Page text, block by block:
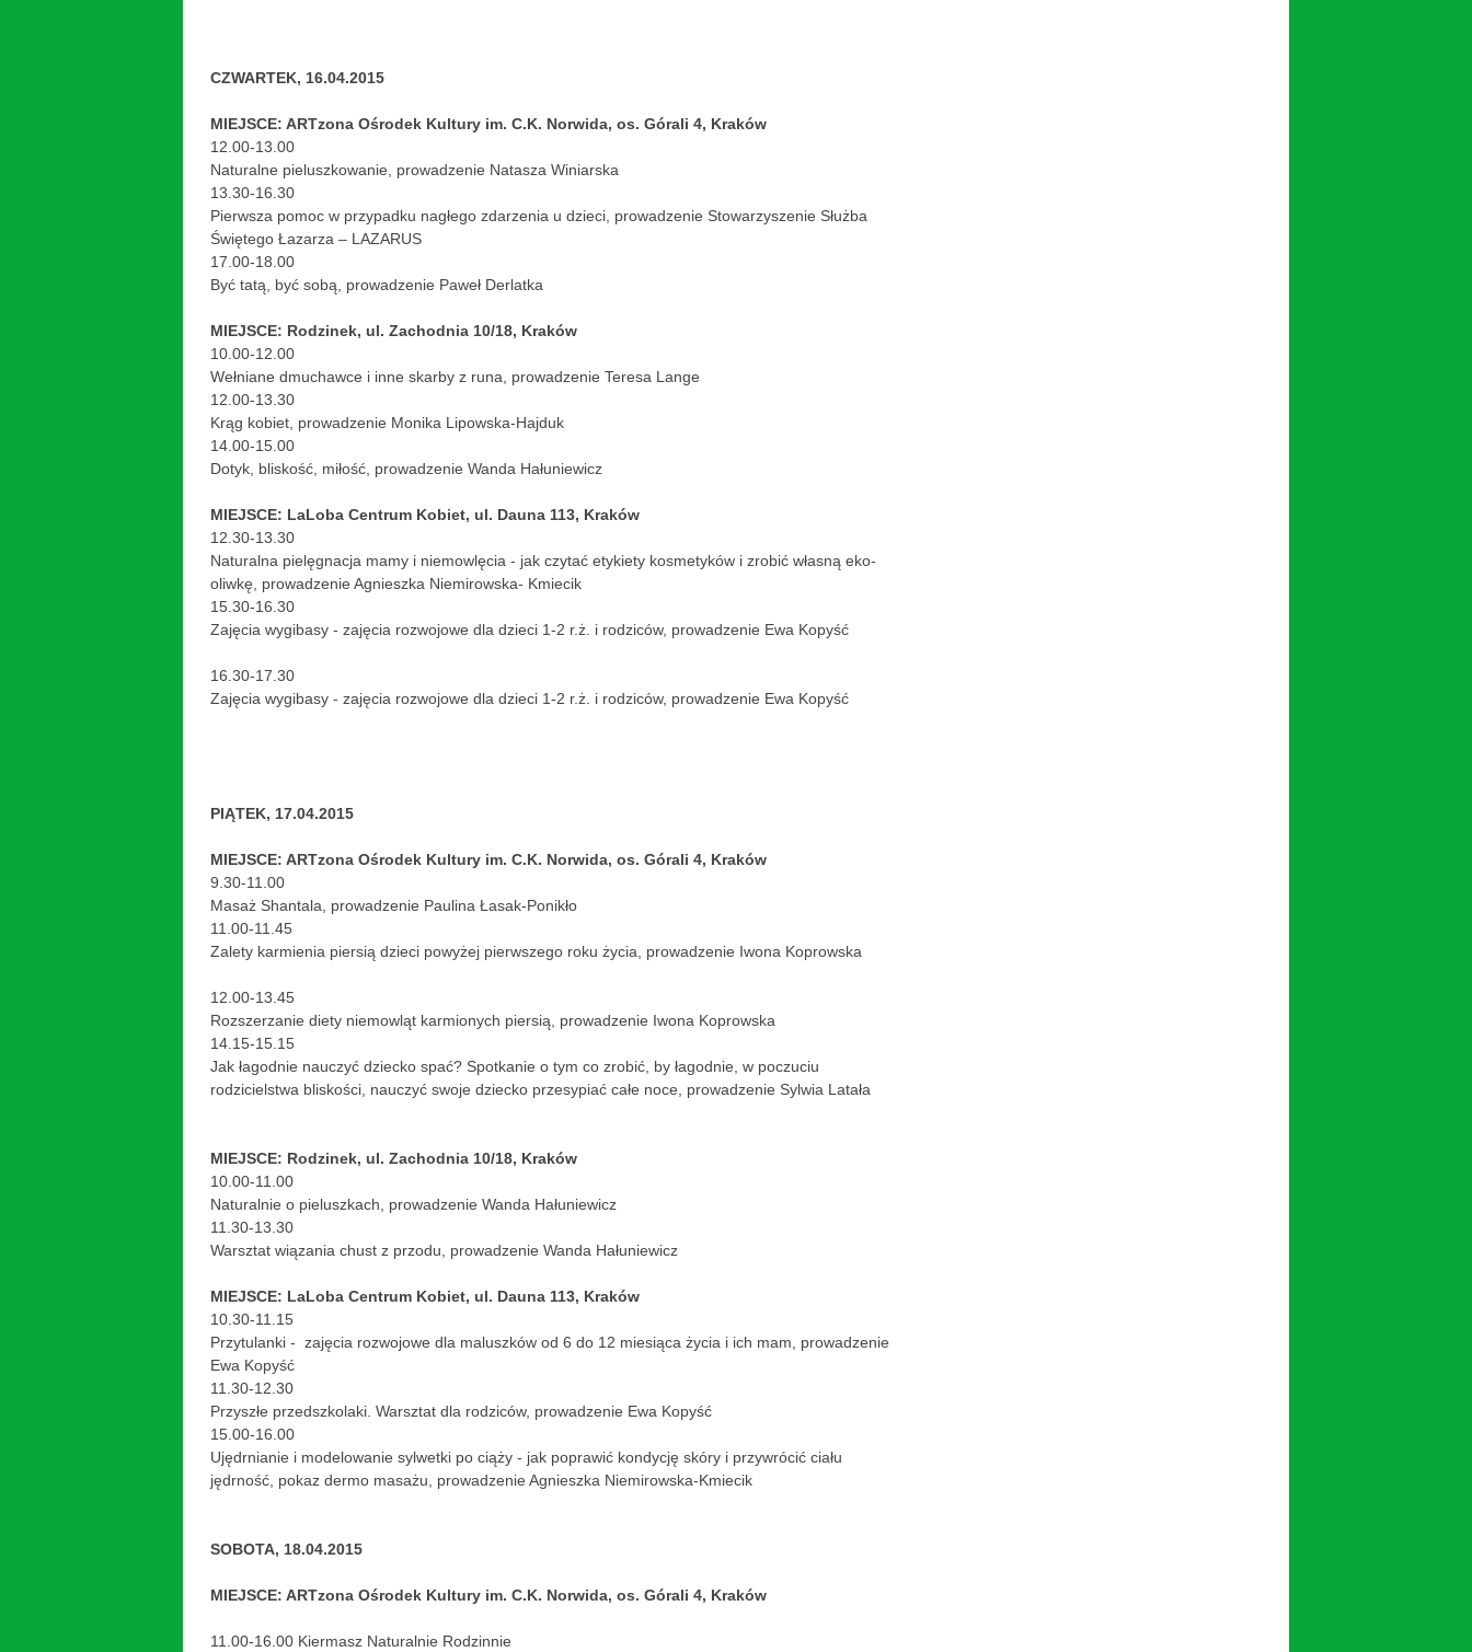
CZWARTEK, 16.04.2015
MIEJSCE: ARTzona Ośrodek Kultury im. C.K. Norwida, os. Górali 4, Kraków
12.00-13.00
Naturalne pieluszkowanie, prowadzenie Natasza Winiarska
13.30-16.30
Pierwsza pomoc w przypadku nagłego zdarzenia u dzieci, prowadzenie Stowarzyszenie Służba
Świętego Łazarza – LAZARUS
17.00-18.00
Być tatą, być sobą, prowadzenie Paweł Derlatka
MIEJSCE: Rodzinek, ul. Zachodnia 10/18, Kraków
10.00-12.00
Wełniane dmuchawce i inne skarby z runa, prowadzenie Teresa Lange
12.00-13.30
Krąg kobiet, prowadzenie Monika Lipowska-Hajduk
14.00-15.00
Dotyk, bliskość, miłość, prowadzenie Wanda Hałuniewicz
MIEJSCE: LaLoba Centrum Kobiet, ul. Dauna 113, Kraków
12.30-13.30
Naturalna pielęgnacja mamy i niemowlęcia - jak czytać etykiety kosmetyków i zrobić własną eko-
oliwkę, prowadzenie Agnieszka Niemirowska- Kmiecik
15.30-16.30
Zajęcia wygibasy - zajęcia rozwojowe dla dzieci 1-2 r.ż. i rodziców, prowadzenie Ewa Kopyść
16.30-17.30
Zajęcia wygibasy - zajęcia rozwojowe dla dzieci 1-2 r.ż. i rodziców, prowadzenie Ewa Kopyść
PIĄTEK, 17.04.2015
MIEJSCE: ARTzona Ośrodek Kultury im. C.K. Norwida, os. Górali 4, Kraków
9.30-11.00
Masaż Shantala, prowadzenie Paulina Łasak-Ponikło
11.00-11.45
Zalety karmienia piersią dzieci powyżej pierwszego roku życia, prowadzenie Iwona Koprowska
12.00-13.45
Rozszerzanie diety niemowląt karmionych piersią, prowadzenie Iwona Koprowska
14.15-15.15
Jak łagodnie nauczyć dziecko spać? Spotkanie o tym co zrobić, by łagodnie, w poczuciu
rodzicielstwa bliskości, nauczyć swoje dziecko przesypiać całe noce, prowadzenie Sylwia Latała
MIEJSCE: Rodzinek, ul. Zachodnia 10/18, Kraków
10.00-11.00
Naturalnie o pieluszkach, prowadzenie Wanda Hałuniewicz
11.30-13.30
Warsztat wiązania chust z przodu, prowadzenie Wanda Hałuniewicz
MIEJSCE: LaLoba Centrum Kobiet, ul. Dauna 113, Kraków
10.30-11.15
Przytulanki - zajęcia rozwojowe dla maluszków od 6 do 12 miesiąca życia i ich mam, prowadzenie
Ewa Kopyść
11.30-12.30
Przyszłe przedszkolaki. Warsztat dla rodziców, prowadzenie Ewa Kopyść
15.00-16.00
Ujędrnianie i modelowanie sylwetki po ciąży - jak poprawić kondycję skóry i przywrócić ciału
jędrność, pokaz dermo masażu, prowadzenie Agnieszka Niemirowska-Kmiecik
SOBOTA, 18.04.2015
MIEJSCE: ARTzona Ośrodek Kultury im. C.K. Norwida, os. Górali 4, Kraków
11.00-16.00 Kiermasz Naturalnie Rodzinnie